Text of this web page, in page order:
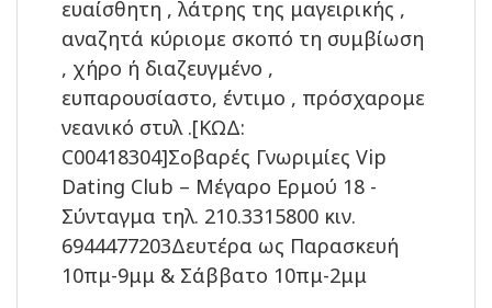
ευαίσθητη , λάτρης της μαγειρικής ,
αναζητά κύριομε σκοπό τη συμβίωση
, χήρο ή διαζευγμένο ,
ευπαρουσίαστο, έντιμο , πρόσχαρομε
νεανικό στυλ .[ΚΩΔ:
C00418304]Σοβαρές Γνωριμίες Vip
Dating Club – Μέγαρο Ερμού 18 -
Σύνταγμα τηλ. 210.3315800 κιν.
6944477203Δευτέρα ως Παρασκευή
10πμ-9μμ & Σάββατο 10πμ-2μμ